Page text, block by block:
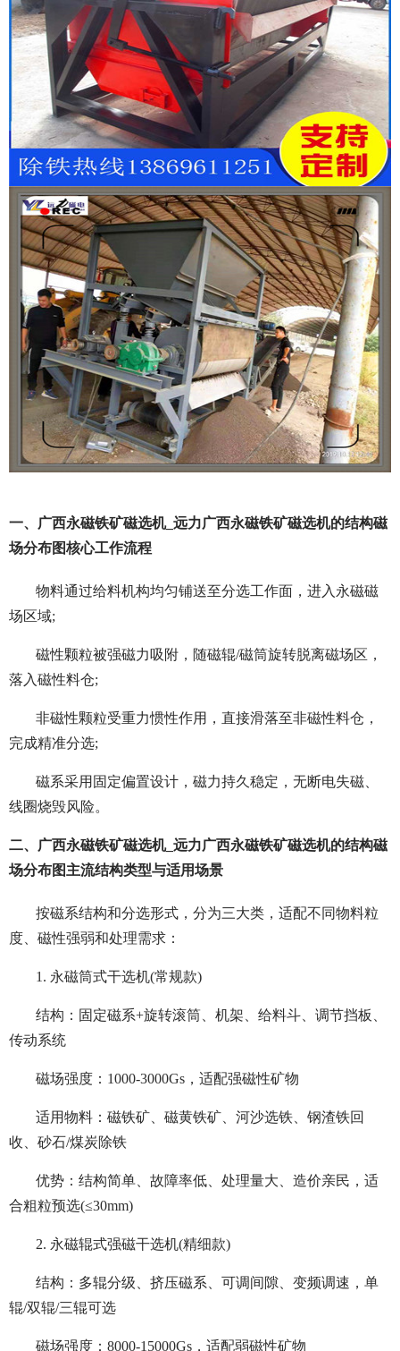
一、广西永磁铁矿磁选机_远力广西永磁铁矿磁选机的结构磁
场分布图核心工作流程
物料通过给料机构均匀铺送至分选工作面，进入永磁磁
场区域;
磁性颗粒被强磁力吸附，随磁辊/磁筒旋转脱离磁场区，
落入磁性料仓;
非磁性颗粒受重力惯性作用，直接滑落至非磁性料仓，
完成精准分选;
磁系采用固定偏置设计，磁力持久稳定，无断电失磁、
线圈烧毁风险。
二、广西永磁铁矿磁选机_远力广西永磁铁矿磁选机的结构磁
场分布图主流结构类型与适用场景
按磁系结构和分选形式，分为三大类，适配不同物料粒
度、磁性强弱和处理需求：
1. 永磁筒式干选机(常规款)
结构：固定磁系+旋转滚筒、机架、给料斗、调节挡板、
传动系统
磁场强度：1000-3000Gs，适配强磁性矿物
适用物料：磁铁矿、磁黄铁矿、河沙选铁、钢渣铁回
收、砂石/煤炭除铁
优势：结构简单、故障率低、处理量大、造价亲民，适
合粗粒预选(≤30mm)
2. 永磁辊式强磁干选机(精细款)
结构：多辊分级、挤压磁系、可调间隙、变频调速，单
辊/双辊/三辊可选
磁场强度：8000-15000Gs，适配弱磁性矿物